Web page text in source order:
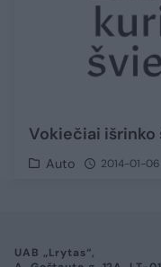
Vokiečiai
Auto 2014-01-06
UAB „Lrytas“,